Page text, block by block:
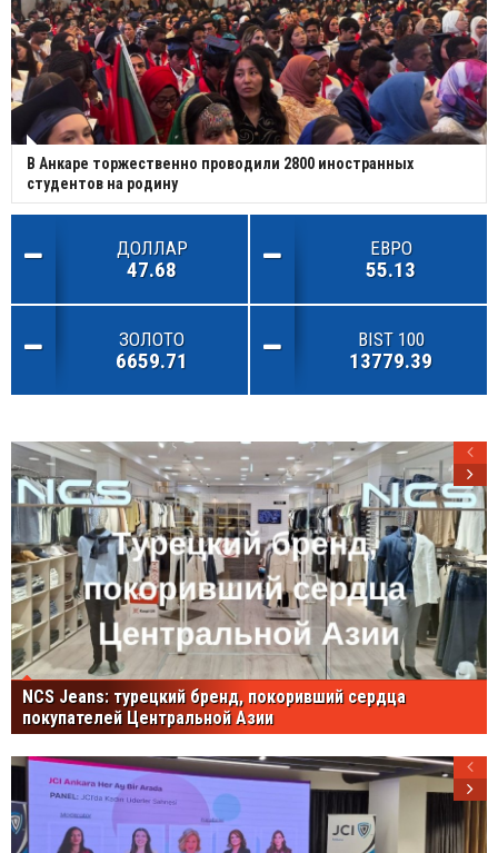
В Анкаре торжественно проводили 2800 иностранных
студентов на родину
ДОЛЛАР
47.68
ЕВРО
55.13
ЗОЛОТО
6659.71
BIST 100
13779.39
NCS Jeans: турецкий бренд, покоривший сердца
покупателей Центральной Азии